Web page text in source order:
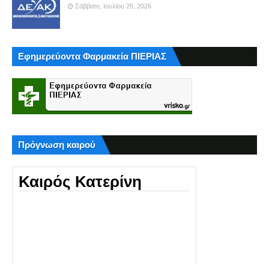
Σάββατο, Ιουλίου 25, 2026
Εφημερεύοντα Φαρμακεία ΠΙΕΡΙΑΣ
Πρόγνωση καιρού
Καιρός Κατερίνη